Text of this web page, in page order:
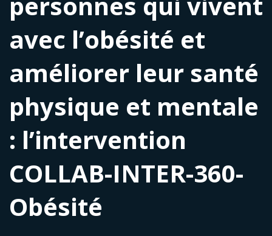
avec l’obésité et
améliorer leur santé
physique et mentale
: l’intervention
COLLAB-INTER-360-
Obésité